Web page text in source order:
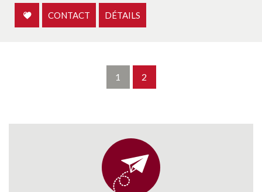
CONTACT DÉTAILS
1 2